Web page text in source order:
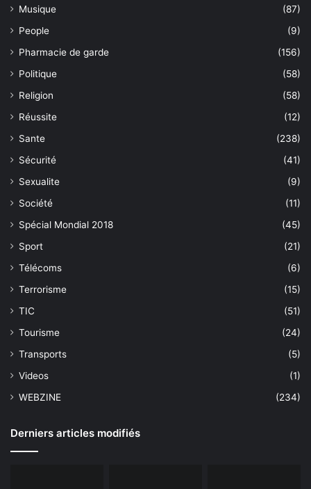
Musique
(87)
People
(9)
Pharmacie de garde
(156)
Politique
(58)
Religion
(58)
Réussite
(12)
Sante
(238)
Sécurité
(41)
Sexualite
(9)
Société
(11)
Spécial Mondial 2018
(45)
Sport
(21)
Télécoms
(6)
Terrorisme
(15)
TIC
(51)
Tourisme
(24)
Transports
(5)
Videos
(1)
WEBZINE
(234)
Derniers articles modifiés